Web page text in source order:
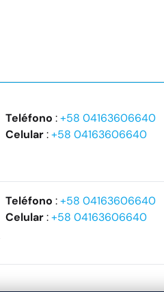
Teléfono :+58 04163606640
Celular:+58 04163606640
Teléfono :+58 04163606640
Celular:+58 04163606640